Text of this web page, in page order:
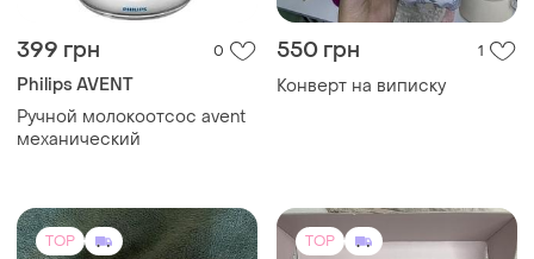
399 грн 0
​Philips AVENT
Ручной молокоотсос avent
механический
550 грн 1
Конверт на виписку
TOP TOP